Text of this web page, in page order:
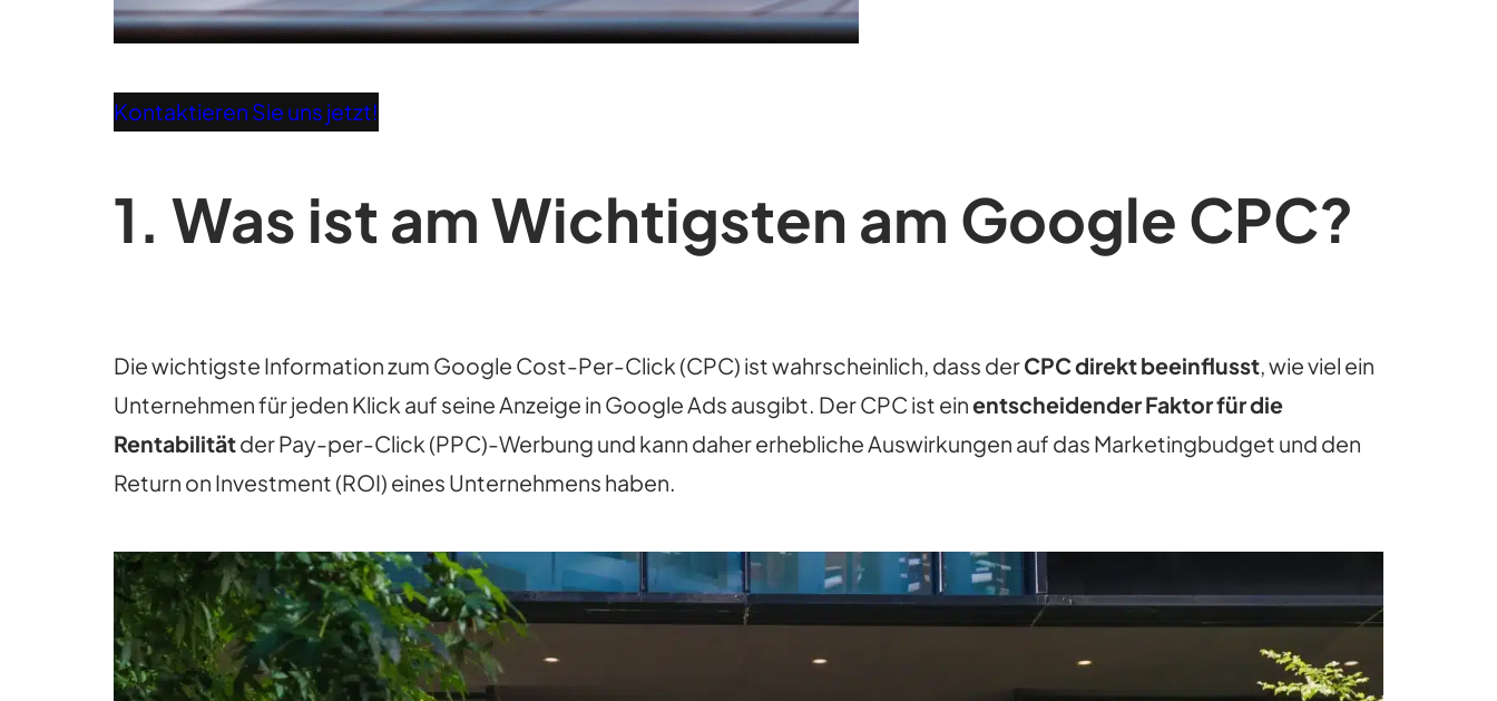
Kontaktieren Sie uns jetzt!
1.Was ist am Wichtigsten am Google CPC?
Die wichtigste Information zum Google Cost-Per-Click (CPC) ist wahrscheinlich, dass derCPC direkt beeinflusst, wie viel ein
Unternehmen für jeden Klick auf seine Anzeige in Google Ads ausgibt. Der CPC ist einentscheidender Faktor für die
Rentabilitätder Pay-per-Click (PPC)-Werbung und kann daher erhebliche Auswirkungen auf das Marketingbudget und den
Return on Investment (ROI) eines Unternehmens haben.